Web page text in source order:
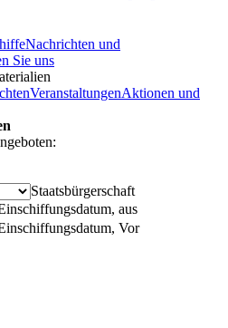
Nachrichten und
Sie uns
VeranstaltungenAktionen und
Staatsbürgerschaft
aus
Vor